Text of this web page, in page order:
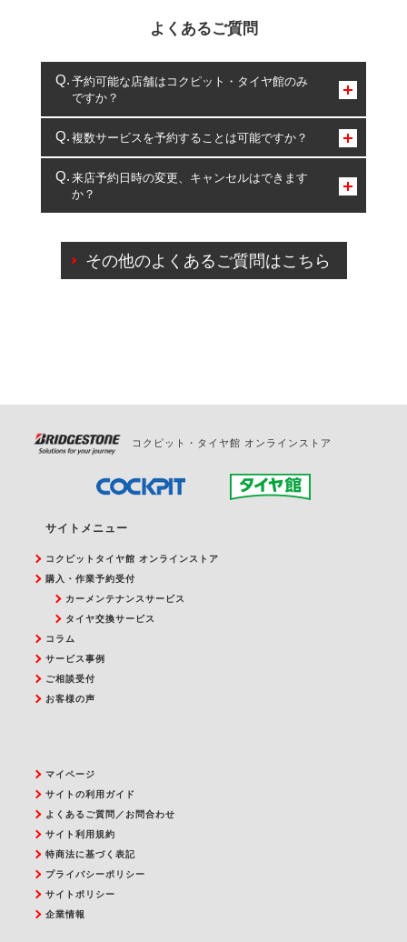
よくあるご質問
予約可能な店舗はコクピット・タイヤ館のみ
ですか？
コクピット・タイヤ館のみとなります。
複数サービスを予約することは可能ですか？
複数サービスのご予約は可能です。
一部の商品・サービスの組み合わせに限り、同時にご予約が
出来ないものもございます。
来店予約日時の変更、キャンセルはできます
か？
ご来店予約日の3営業日前を過ぎている場合のご予約
の日時変更につきましては、直接ご予約の店舗まで
その他のよくあるご質問はこちら
コクピット・タイヤ館 オンラインストア
サイトメニュー
コクピットタイヤ館 オンラインストア
購入・作業予約受付
カーメンテナンスサービス
タイヤ交換サービス
コラム
サービス事例
ご相談受付
お客様の声
マイページ
サイトの利用ガイド
よくあるご質問／お問合わせ
サイト利用規約
特商法に基づく表記
プライバシーポリシー
サイトポリシー
企業情報